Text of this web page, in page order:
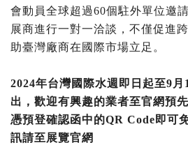
會動員全球超過60個駐外單位邀
展商進行一對一洽談，不僅促進
助臺灣廠商在國際市場立足。
2024年台灣國際水週即日起至9
出，歡迎有興趣的業者至官網預
憑預登確認函中的QR Code即可
訊請至展覽官網